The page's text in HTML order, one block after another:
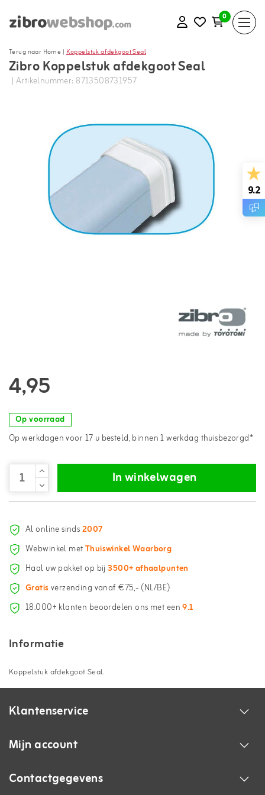
0
Terug naar Home |Koppelstuk afdekgoot Seal
Zibro Koppelstuk afdekgoot Seal
| Artikelnummer: 8713508731957
4,95
Op voorraad
Op werkdagen voor 17 u besteld, binnen 1 werkdag thuisbezorgd*
In winkelwagen
Al online sinds2007
Webwinkel metThuiswinkel Waarborg
Haal uw pakket op bij3500+ afhaalpunten
Gratisverzending vanaf €75,- (NL/BE)
18.000+ klanten beoordelen ons met een9.1
Informatie
Koppelstuk afdekgoot Seal.
Klantenservice
Mijn account
Contactgegevens
9.2